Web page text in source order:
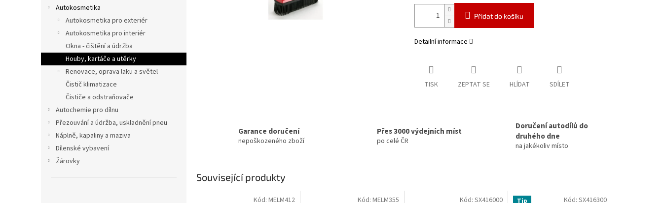
Autokosmetika
Autokosmetika pro exteriér
Autokosmetika pro interiér
Okna - čištění a údržba
Houby, kartáče a utěrky
Renovace, oprava laku a světel
Čistič klimatizace
Čističe a odstraňovače
Autochemie pro dílnu
Přezouvání a údržba, uskladnění pneu
Náplně, kapaliny a maziva
Dílenské vybavení
Žárovky
Přidat do košíku
Detailní informace
TISK ZEPTAT SE HLÍDAT SDÍLET
Garance doručení
nepoškozeného zboží
Přes 3000 výdejních míst
po celé ČR
Doručení autodílů do
druhého dne
na jakékoliv místo
Související produkty
Kód: MELM412 Kód: MELM355 Kód:SX416000 Tip Kód: SX416300